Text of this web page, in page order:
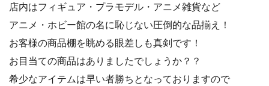
店内はフィギュア・プラモデル・アニメ雑貨など
アニメ・ホビー館の名に恥じない圧倒的な品揃え！
お客様の商品棚を眺める眼差しも真剣です！
お目当ての商品はありましたでしょうか？？
希少なアイテムは早い者勝ちとなっておりますので